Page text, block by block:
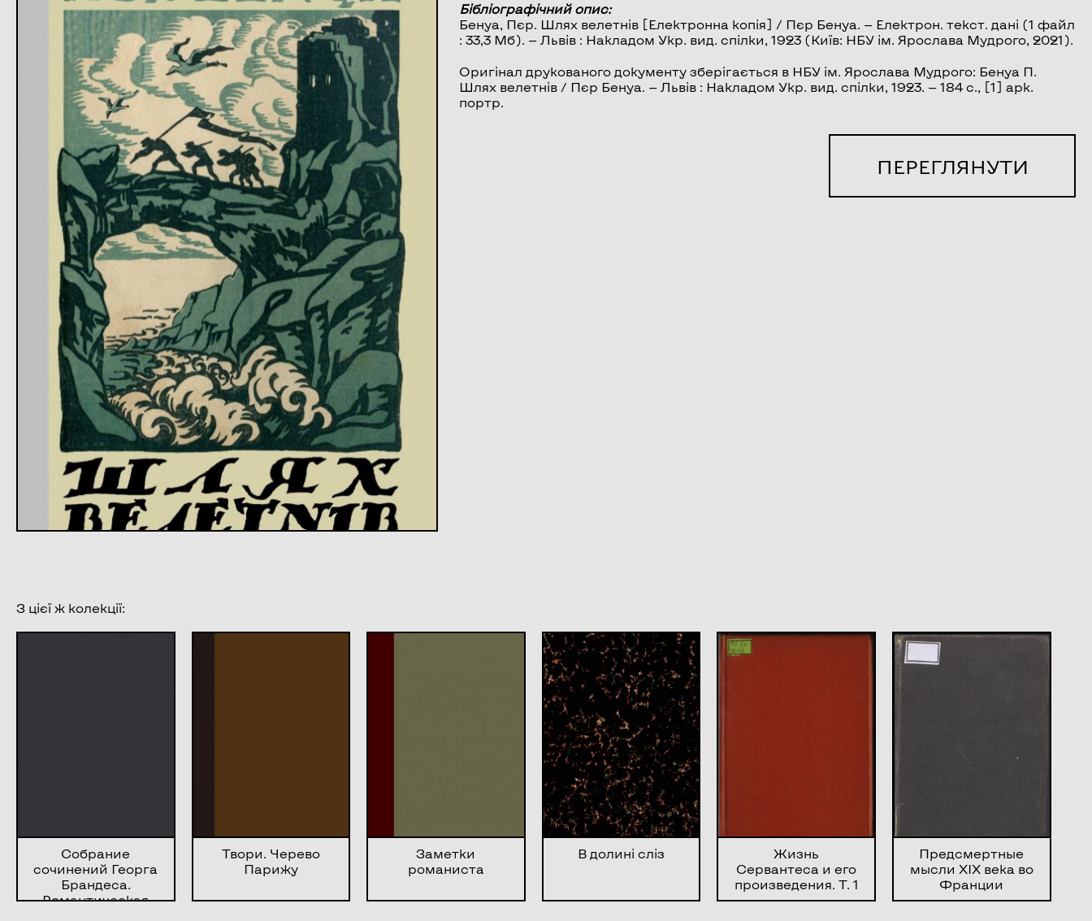
Бібліографічний опис:
Бенуа, Пєр. Шлях велетнів [Електронна копія] / Пєр Бенуа. — Електрон. текст. дані (1 файл
: 33,3 Мб). — Львів : Накладом Укр. вид. спілки, 1923 (Київ: НБУ ім. Ярослава Мудрого, 2021).
Оригінал друкованого документу зберігається в НБУ ім. Ярослава Мудрого: Бенуа П.
Шлях велетнів / Пєр Бенуа. — Львів : Накладом Укр. вид. спілки, 1923. — 184 с., [1] арк.
портр.
ПЕРЕГЛЯНУТИ
З цієї ж колекції:
Собрание
сочинений Георга
Брандеса.
Романтическая
Твори. Черево
Парижу
Заметки
романиста
В долині сліз
Жизнь
Сервантеса и его
произведения. Т. 1
Предсмертные
мысли XIX века во
Франции